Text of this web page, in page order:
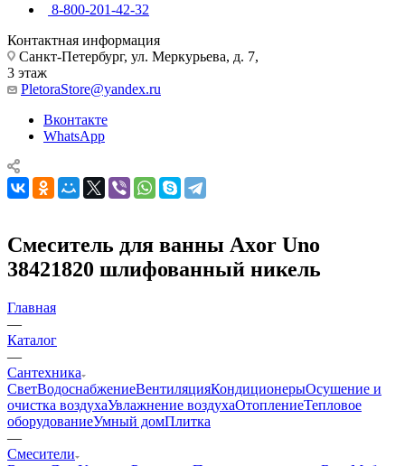
8-800-201-42-32
Контактная информация
Санкт-Петербург, ул. Меркурьева, д. 7,
3 этаж
PletoraStore@yandex.ru
Вконтакте
WhatsApp
Смеситель для ванны Axor Uno
38421820 шлифованный никель
Главная
—
Каталог
—
Сантехника
СветВодоснабжениеВентиляцияКондиционерыОсушение и
очистка воздухаУвлажнение воздухаОтоплениеТепловое
оборудованиеУмный домПлитка
—
Смесители